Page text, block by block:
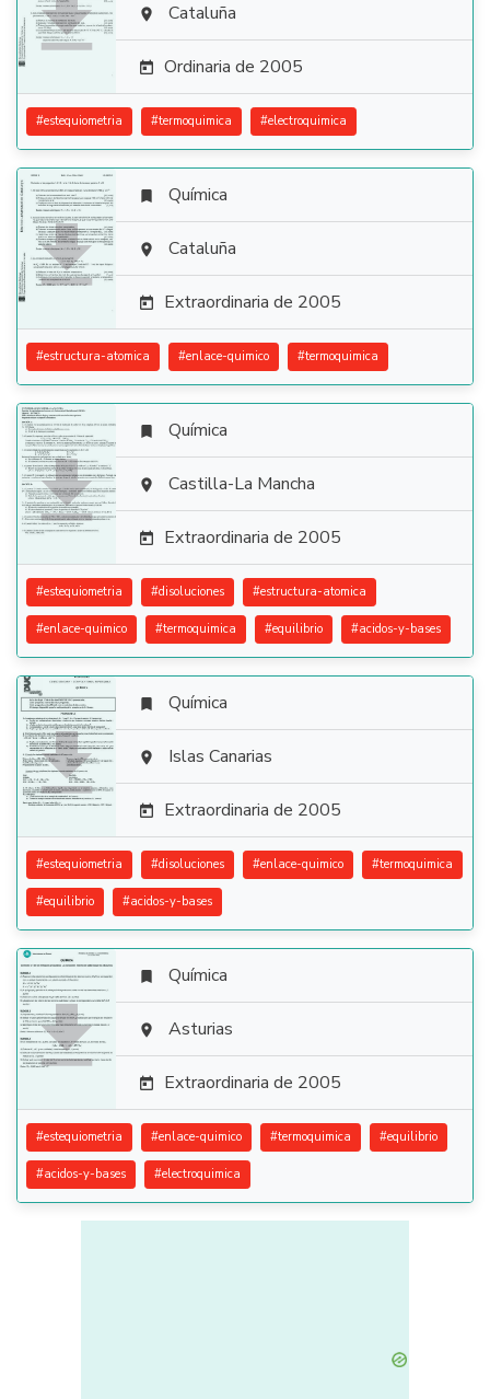
  Cataluña
 Ordinaria de 2005
#estequiometria #termoquimica #electroquimica

 Química
 Cataluña
 Extraordinaria de 2005
#estructura-atomica #enlace-quimico #termoquimica

 Química
 Castilla-La Mancha
 Extraordinaria de 2005
#estequiometria #disoluciones #estructura-atomica
#enlace-quimico #termoquimica #equilibrio #acidos-y-bases

 Química
 Islas Canarias
 Extraordinaria de 2005
#estequiometria #disoluciones #enlace-quimico #termoquimica
#equilibrio #acidos-y-bases

 Química
 Asturias
 Extraordinaria de 2005
#estequiometria #enlace-quimico #termoquimica #equilibrio
#acidos-y-bases #electroquimica